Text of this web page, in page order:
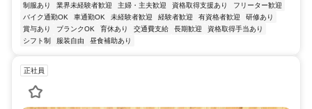
制服あり 業界未経験者歓迎 主婦・主夫歓迎 資格取得支援あり
フリーター歓迎
バイク通勤OK
車通勤OK 未経験者歓迎 経験者歓迎 有資格者歓迎
研修あり
賞与あり
ブランクOK 育休あり 交通費支給 長期歓迎
資格取得手当あり
シフト制
服装自由 昼食補助あり
正社員